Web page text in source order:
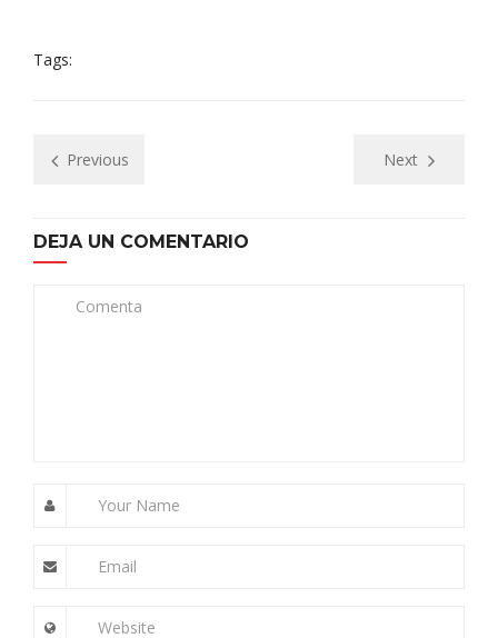
Tags:
Previous Next
DEJA UN COMENTARIO
Comenta
Your Name
Email
Website